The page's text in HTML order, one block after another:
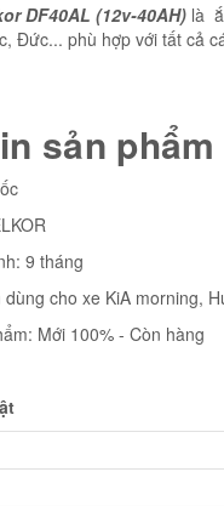
DF40AL (12v-40AH) là
Đức... phù hợp với tất cả
sản
9 tháng
cho xe KiA morning,
Mới 100% - Còn hàng